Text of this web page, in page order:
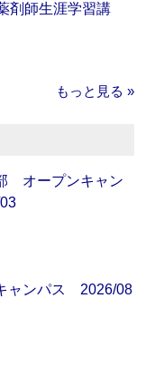
剤師生涯学習講
もっと見る »
オープンキャン
ャンパス 2026/08